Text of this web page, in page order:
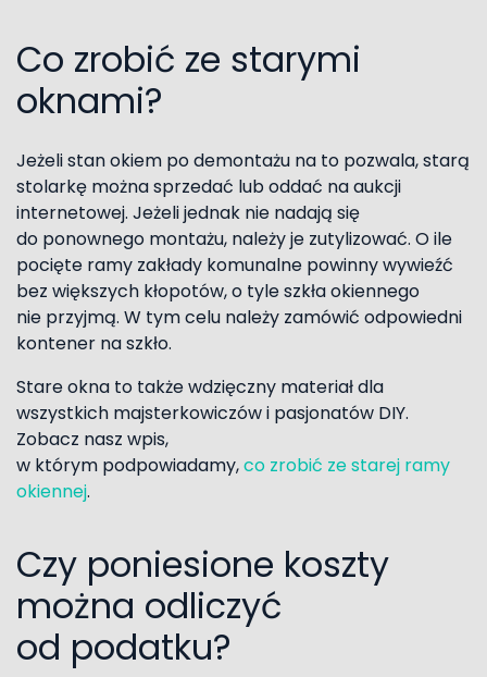
Co zrobić ze starymi
oknami?
Jeżeli stan okiem po demontażu na to pozwala, starą
stolarkę można sprzedać lub oddać na aukcji
internetowej. Jeżeli jednak nie nadają się
do ponownego montażu, należy je zutylizować. O ile
pocięte ramy zakłady komunalne powinny wywieźć
bez większych kłopotów, o tyle szkła okiennego
nie przyjmą. W tym celu należy zamówić odpowiedni
kontener na szkło.
Stare okna to także wdzięczny materiał dla
wszystkich majsterkowiczów i pasjonatów DIY.
Zobacz nasz wpis,
w którym podpowiadamy,co zrobić ze starej ramy
okiennej.
Czy poniesione koszty
można odliczyć
od podatku?